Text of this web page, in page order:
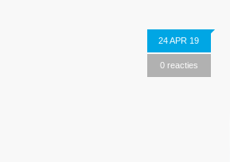
24 APR 19
0 reacties